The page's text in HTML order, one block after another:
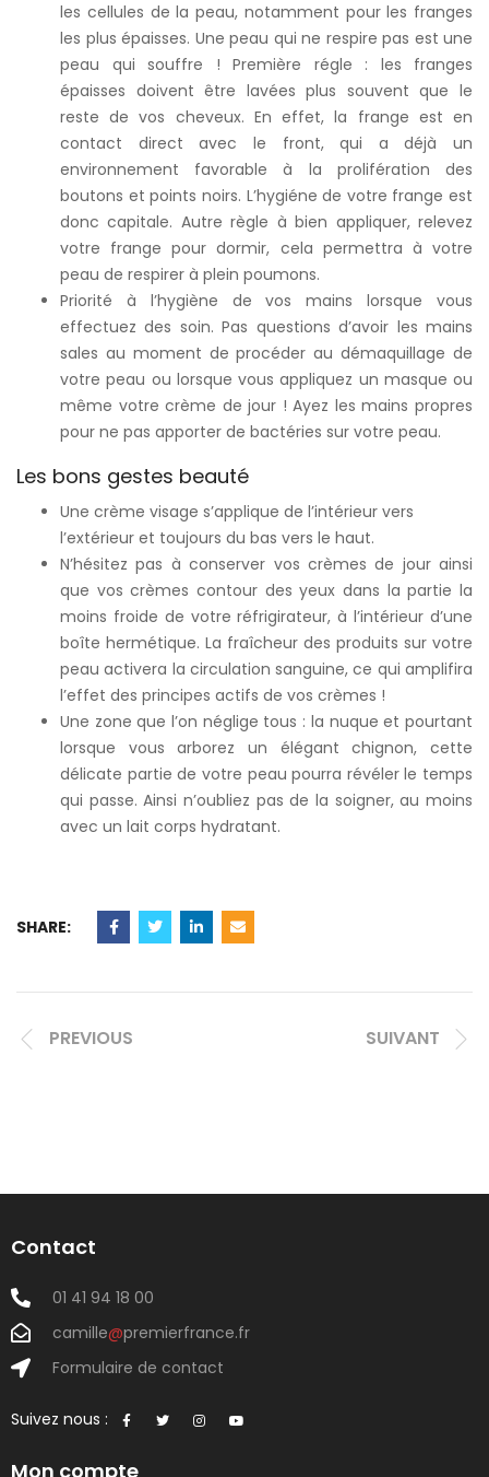
les cellules de la peau, notamment pour les franges
les plus épaisses. Une peau qui ne respire pas est une
peau qui souffre ! Première régle : les franges
épaisses doivent être lavées plus souvent que le
reste de vos cheveux. En effet, la frange est en
contact direct avec le front, qui a déjà un
environnement favorable à la prolifération des
boutons et points noirs. L’hygiéne de votre frange est
donc capitale. Autre règle à bien appliquer, relevez
votre frange pour dormir, cela permettra à votre
peau de respirer à plein poumons.
Priorité à l’hygiène de vos mains lorsque vous
effectuez des soin. Pas questions d’avoir les mains
sales au moment de procéder au démaquillage de
votre peau ou lorsque vous appliquez un masque ou
même votre crème de jour ! Ayez les mains propres
pour ne pas apporter de bactéries sur votre peau.
Les bons gestes beauté
Une crème visage s’applique de l’intérieur vers
l’extérieur et toujours du bas vers le haut.
N’hésitez pas à conserver vos crèmes de jour ainsi
que vos crèmes contour des yeux dans la partie la
moins froide de votre réfrigirateur, à l’intérieur d’une
boîte hermétique. La fraîcheur des produits sur votre
peau activera la circulation sanguine, ce qui amplifira
l’effet des principes actifs de vos crèmes !
Une zone que l’on néglige tous : la nuque et pourtant
lorsque vous arborez un élégant chignon, cette
délicate partie de votre peau pourra révéler le temps
qui passe. Ainsi n’oubliez pas de la soigner, au moins
avec un lait corps hydratant.
SHARE:
PREVIOUS SUIVANT
Contact
01 41 94 18 00
camille@premierfrance.fr
Formulaire de contact
Suivez nous :
Mon compte